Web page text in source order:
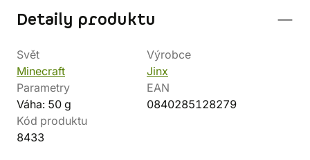
Detaily produktu
Svět
Minecraft
Výrobce
Jinx
Parametry
Váha: 50 g
EAN
0840285128279
Kód produktu
8433